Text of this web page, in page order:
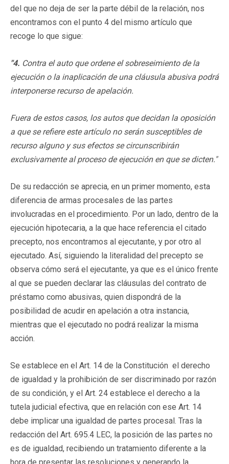
del que no deja de ser la parte débil de la relación, nos
encontramos con el punto 4 del mismo artículo que
recoge lo que sigue:
"4. Contra el auto que ordene el sobreseimiento de la
ejecución o la inaplicación de una cláusula abusiva podrá
interponerse recurso de apelación.
Fuera de estos casos, los autos que decidan la oposición
a que se refiere este artículo no serán susceptibles de
recurso alguno y sus efectos se circunscribirán
exclusivamente al proceso de ejecución en que se dicten."
De su redacción se aprecia, en un primer momento, esta
diferencia de armas procesales de las partes
involucradas en el procedimiento. Por un lado, dentro de la
ejecución hipotecaria, a la que hace referencia el citado
precepto, nos encontramos al ejecutante, y por otro al
ejecutado. Así, siguiendo la literalidad del precepto se
observa cómo será el ejecutante, ya que es el único frente
al que se pueden declarar las cláusulas del contrato de
préstamo como abusivas, quien dispondrá de la
posibilidad de acudir en apelación a otra instancia,
mientras que el ejecutado no podrá realizar la misma
acción.
Se establece en el Art. 14 de la Constitución el derecho
de igualdad y la prohibición de ser discriminado por razón
de su condición, y el Art. 24 establece el derecho a la
tutela judicial efectiva, que en relación con ese Art. 14
debe implicar una igualdad de partes procesal. Tras la
redacción del Art. 695.4 LEC, la posición de las partes no
es de igualdad, recibiendo un tratamiento diferente a la